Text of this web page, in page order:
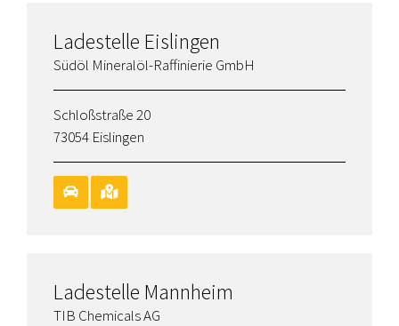
Ladestelle Eislingen
Südöl Mineralöl-Raffinierie GmbH
Schloßstraße 20
73054 Eislingen
Ladestelle Mannheim
TIB Chemicals AG